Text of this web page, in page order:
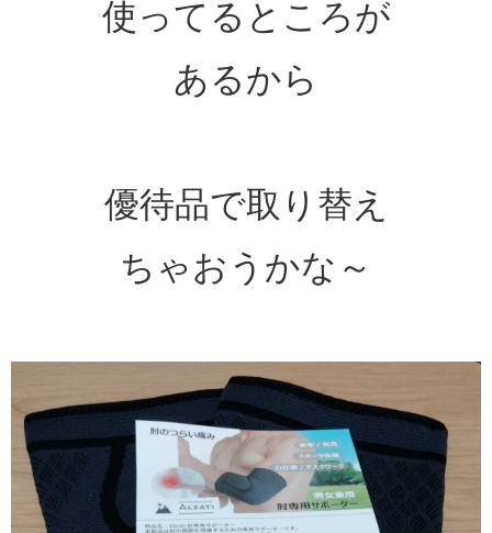
使ってるところが
あるから
優待品で取り替え
ちゃおうかな～